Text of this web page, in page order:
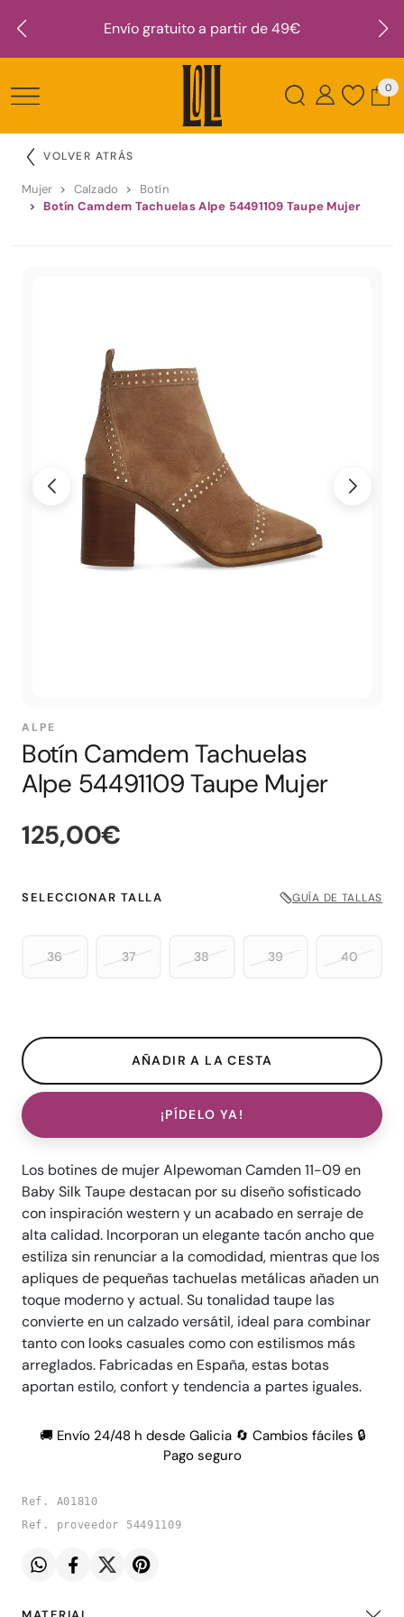
Envío gratuito a partir de 49€
0
VOLVER ATRÁS
Mujer Calzado
Botín
Botín Camdem Tachuelas Alpe 54491109 Taupe Mujer
ALPE
Botín Camdem Tachuelas
Alpe 54491109 Taupe Mujer
125,00€
SELECCIONAR TALLA GUÍA DE TALLAS
36 37 38 39 40
¡PÍDELO YA!
Los botines de mujer Alpewoman Camden 11-09 en
Baby Silk Taupe destacan por su diseño sofisticado
con inspiración western y un acabado en serraje de
alta calidad. Incorporan un elegante tacón ancho que
estiliza sin renunciar a la comodidad, mientras que los
apliques de pequeñas tachuelas metálicas añaden un
toque moderno y actual. Su tonalidad taupe las
convierte en un calzado versátil, ideal para combinar
tanto con looks casuales como con estilismos más
arreglados. Fabricadas en España, estas botas
aportan estilo, confort y tendencia a partes iguales.
🚚 Envío 24/48 h desde Galicia 🔄 Cambios fáciles 🔒
Pago seguro
Ref. A01810
Ref. proveedor 54491109